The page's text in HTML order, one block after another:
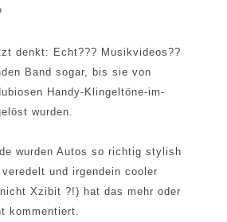
denkt: Echt??? Musikvideos??
Band sogar, bis sie von
Handy-Klingeltöne-im-
wurden.
wurden Autos so richtig stylish
und irgendein cooler
Xzibit ?!) hat das mehr oder
kommentiert.